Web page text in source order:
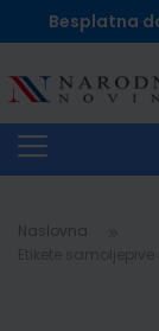
Besplatna
Naslovna